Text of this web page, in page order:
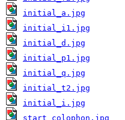
initial_a.jpg
initial_i1.jpg
initial_d.jpg
initial_p1.jpg
initial_q.jpg
initial_t2.jpg
initial_i.jpg
start_colophon.jpg